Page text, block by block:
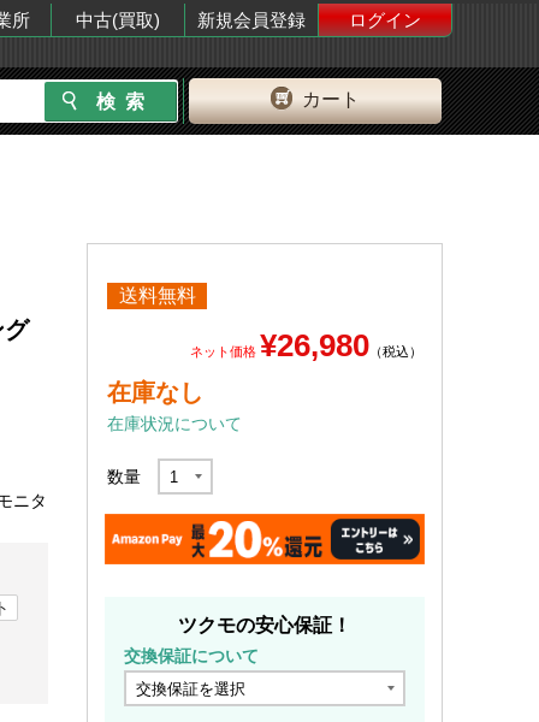
所 中古(買取) 新規会員登録 ログイン
カート
グ
ニタ
送料無料
ネット価格 ¥26,980 （税込）
在庫なし
在庫状況について
数量
ツクモの安心保証！
交換保証について